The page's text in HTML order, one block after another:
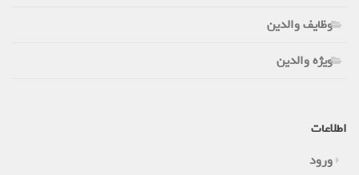
وظایف والدین
ویژه والدین
اطلاعات
ورود